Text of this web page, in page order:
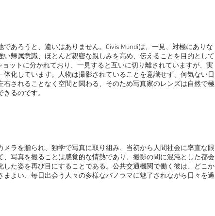
あろうと、違いはありません。Civis Mundiは、一見、対極にありな
帰属意識、ほとんど親密な親しみを高め、伝えることを目的として
ョットに分かれており、一見すると互いに切り離されていますが、実
化しています。人物は撮影されていることを意識せず、何気ない日
されることなく空間と関わる、そのため写真家のレンズは自然で極
るのです。
メラを贈られ、独学で写真に取り組み、当初から人間社会に率直な眼
写真を撮ることは感覚的な情熱であり、撮影の間に混沌とした都会
た姿を再び目にすることである。公共交通機関で働く彼は、どこか
よい、毎日出会う人々の多様なパノラマに魅了されながら日々を過